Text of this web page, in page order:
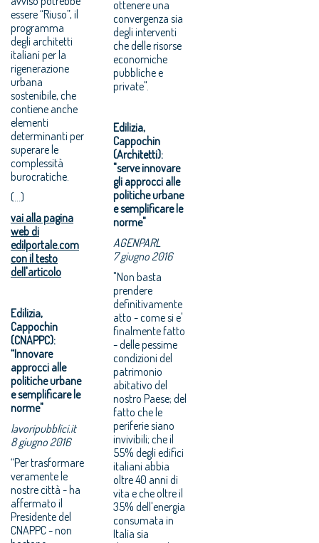
essere “Riuso”, il
programma
degli architetti
italiani per la
rigenerazione
urbana
sostenibile, che
contiene anche
elementi
determinanti per
superare le
complessità
burocratiche.
(...)
vai alla pagina
web di
edilportale.com
con il testo
dell'articolo
Edilizia,
Cappochin
(CNAPPC):
“Innovare
approcci alle
politiche urbane
e semplificare le
norme"
lavoripubblici.it
8 giugno 2016
“Per trasformare
veramente le
nostre città - ha
affermato il
Presidente del
CNAPPC - non
ottenere una
convergenza sia
degli interventi
che delle risorse
economiche
pubbliche e
private".
Edilizia,
Cappochin
(Architetti):
"serve innovare
gli approcci alle
politiche urbane
e semplificare le
norme"
AGENPARL
7 giugno 2016
"Non basta
prendere
definitivamente
atto - come si e'
finalmente fatto
- delle pessime
condizioni del
patrimonio
abitativo del
nostro Paese; del
fatto che le
periferie siano
invivibili; che il
55% degli edifici
italiani abbia
oltre 40 anni di
vita e che oltre il
35% dell'energia
consumata in
Italia sia